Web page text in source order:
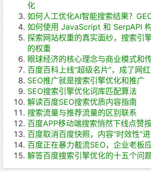
化
如何人工优化AI智能搜索结果？
如何使用 JavaScript 和 SerpAPI
探索网站权重的真实面纱，搜索引
的权重
眼球经济的核心理念与商业模式和
百度百科上线“超级名片”，成了网
SEO推广就是搜索引擎优化和推广
SEO搜索引擎优化词库匹配算法
解读百度SEO搜索优质内容指南
搜索流量与推荐流量的区别联系
百度APP移动端搜索悄然下线点赞
百度取消百度快照，内容“时效性”
百度正在暴力截流SEO，企业老板
解答百度搜索引擎优化的十五个问